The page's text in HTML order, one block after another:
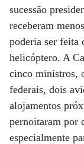
sucessão
receberam
poderia ser feita
helicóptero. A
cinco ministros,
federais, dois
alojamentos
pernoitaram por
especialmente